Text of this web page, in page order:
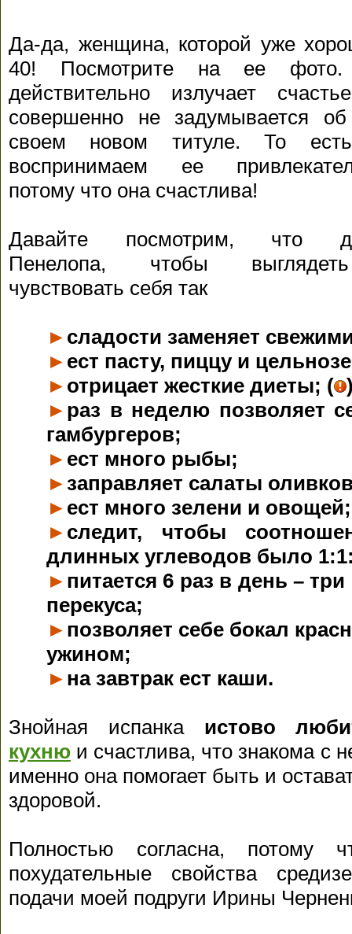
Да-да, женщина, которой уже
40! Посмотрите на ее
действительно излучает
совершенно не задумывается
своем новом титуле. То
воспринимаем ее
потому что она счастлива!
Давайте посмотрим, что
Пенелопа, чтобы
чувствовать себя так
► сладости заменяет
► ест пасту, пиццу и
► отрицает жесткие диеты; (
► раз в неделю позволяет
гамбургеров;
► ест много рыбы;
►заправляет салаты
► ест много зелени и овощей;
► следит, чтобы
длинных углеводов было
► питается 6 раз в день –
перекуса;
► позволяет себе бокал
ужином;
► на завтрак ест каши.
Знойная испанка истово
кухню и счастлива, что знакома с
именно она помогает быть и
здоровой.
Полностью согласна, потому
похудательные свойства
подачи моей подруги Ирины